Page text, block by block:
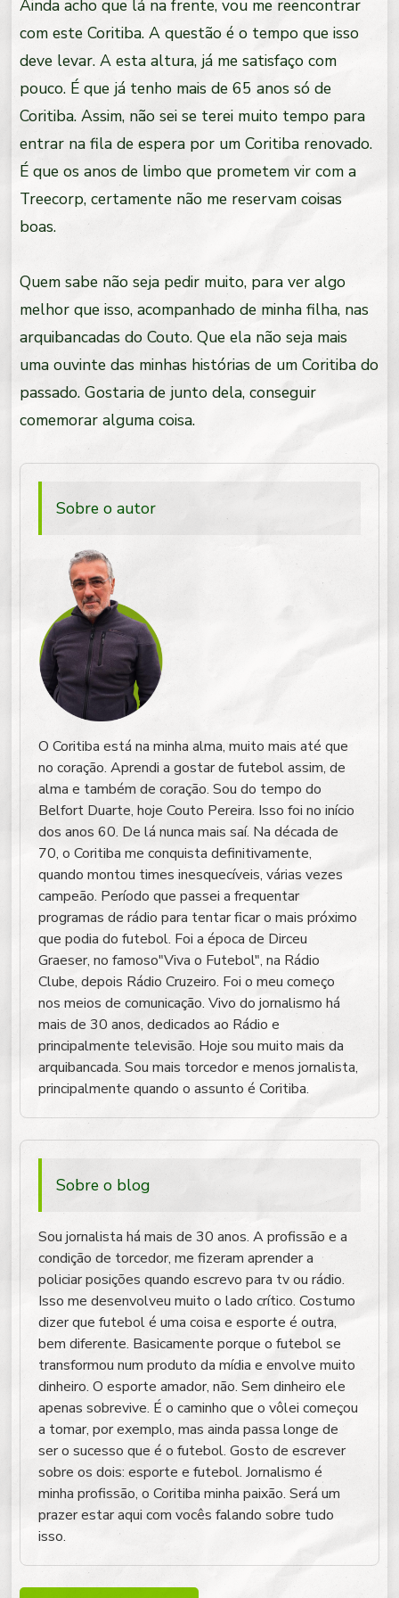
Ainda acho que lá na frente, vou me reencontrar
com este Coritiba. A questão é o tempo que isso
deve levar. A esta altura, já me satisfaço com
pouco. É que já tenho mais de 65 anos só de
Coritiba. Assim, não sei se terei muito tempo para
entrar na fila de espera por um Coritiba renovado.
É que os anos de limbo que prometem vir com a
Treecorp, certamente não me reservam coisas
boas.
Quem sabe não seja pedir muito, para ver algo
melhor que isso, acompanhado de minha filha, nas
arquibancadas do Couto. Que ela não seja mais
uma ouvinte das minhas histórias de um Coritiba do
passado. Gostaria de junto dela, conseguir
comemorar alguma coisa.
Sobre o autor
O Coritiba está na minha alma, muito mais até que
no coração. Aprendi a gostar de futebol assim, de
alma e também de coração. Sou do tempo do
Belfort Duarte, hoje Couto Pereira. Isso foi no início
dos anos 60. De lá nunca mais saí. Na década de
70, o Coritiba me conquista definitivamente,
quando montou times inesquecíveis, várias vezes
campeão. Período que passei a frequentar
programas de rádio para tentar ficar o mais próximo
que podia do futebol. Foi a época de Dirceu
Graeser, no famoso"Viva o Futebol", na Rádio
Clube, depois Rádio Cruzeiro. Foi o meu começo
nos meios de comunicação. Vivo do jornalismo há
mais de 30 anos, dedicados ao Rádio e
principalmente televisão. Hoje sou muito mais da
arquibancada. Sou mais torcedor e menos jornalista,
principalmente quando o assunto é Coritiba.
Sobre o blog
Sou jornalista há mais de 30 anos. A profissão e a
condição de torcedor, me fizeram aprender a
policiar posições quando escrevo para tv ou rádio.
Isso me desenvolveu muito o lado crítico. Costumo
dizer que futebol é uma coisa e esporte é outra,
bem diferente. Basicamente porque o futebol se
transformou num produto da mídia e envolve muito
dinheiro. O esporte amador, não. Sem dinheiro ele
apenas sobrevive. É o caminho que o vôlei começou
a tomar, por exemplo, mas ainda passa longe de
ser o sucesso que é o futebol. Gosto de escrever
sobre os dois: esporte e futebol. Jornalismo é
minha profissão, o Coritiba minha paixão. Será um
prazer estar aqui com vocês falando sobre tudo
isso.